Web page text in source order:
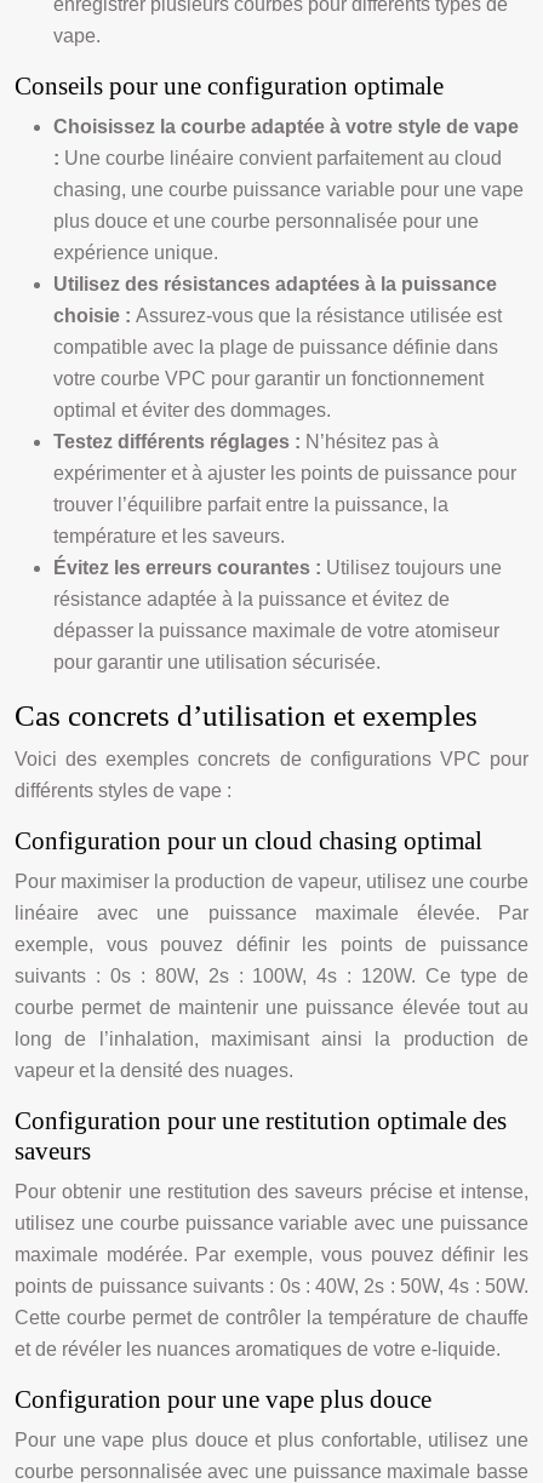
enregistrer plusieurs courbes pour différents types de
vape.
Conseils pour une configuration optimale
Choisissez la courbe adaptée à votre style de vape
: Une courbe linéaire convient parfaitement au cloud
chasing, une courbe puissance variable pour une vape
plus douce et une courbe personnalisée pour une
expérience unique.
Utilisez des résistances adaptées à la puissance
choisie : Assurez-vous que la résistance utilisée est
compatible avec la plage de puissance définie dans
votre courbe VPC pour garantir un fonctionnement
optimal et éviter des dommages.
Testez différents réglages : N’hésitez pas à
expérimenter et à ajuster les points de puissance pour
trouver l’équilibre parfait entre la puissance, la
température et les saveurs.
Évitez les erreurs courantes : Utilisez toujours une
résistance adaptée à la puissance et évitez de
dépasser la puissance maximale de votre atomiseur
pour garantir une utilisation sécurisée.
Cas concrets d’utilisation et exemples
Voici des exemples concrets de configurations VPC pour
différents styles de vape :
Configuration pour un cloud chasing optimal
Pour maximiser la production de vapeur, utilisez une courbe
linéaire avec une puissance maximale élevée. Par
exemple, vous pouvez définir les points de puissance
suivants : 0s : 80W, 2s : 100W, 4s : 120W. Ce type de
courbe permet de maintenir une puissance élevée tout au
long de l’inhalation, maximisant ainsi la production de
vapeur et la densité des nuages.
Configuration pour une restitution optimale des
saveurs
Pour obtenir une restitution des saveurs précise et intense,
utilisez une courbe puissance variable avec une puissance
maximale modérée. Par exemple, vous pouvez définir les
points de puissance suivants : 0s : 40W, 2s : 50W, 4s : 50W.
Cette courbe permet de contrôler la température de chauffe
et de révéler les nuances aromatiques de votre e-liquide.
Configuration pour une vape plus douce
Pour une vape plus douce et plus confortable, utilisez une
courbe personnalisée avec une puissance maximale basse